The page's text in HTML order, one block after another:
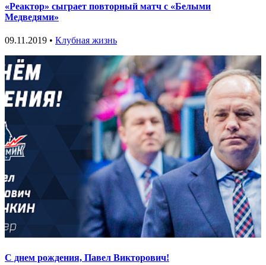
«Реактор» сыграет повторный матч с «Белыми
Медведями»
09.11.2019 • Клубная жизнь
С днем рождения, Павел Викторович!